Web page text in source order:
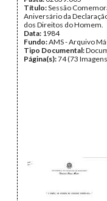
Título:Sessão
Aniversário da
dos Direitos do Homem.
Data: 1984
Fundo:AMS - Arquivo
Tipo Documental:
Página(s):74 (73